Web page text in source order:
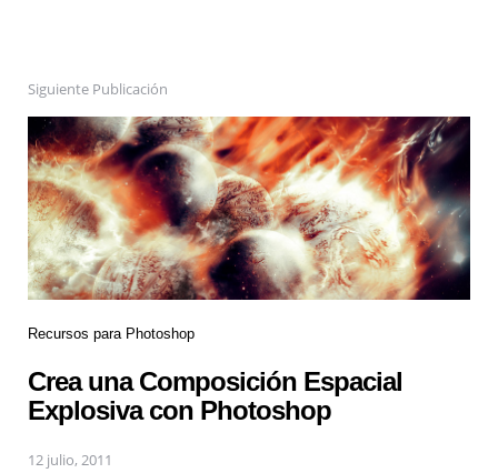
Siguiente Publicación
Recursos para Photoshop
Crea una Composición Espacial
Explosiva con Photoshop
12 julio, 2011